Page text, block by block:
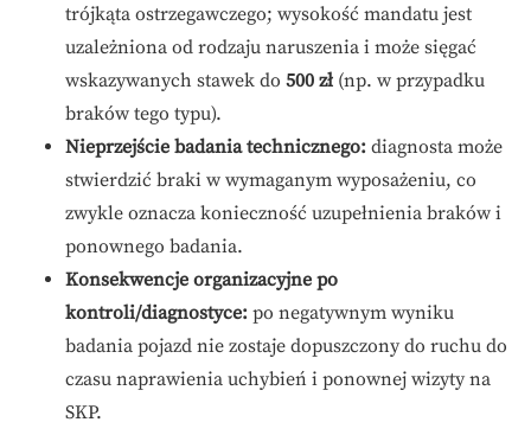
trójkąta ostrzegawczego; wysokość mandatu jest
uzależniona od rodzaju naruszenia i może sięgać
wskazywanych stawek do 500 zł (np. w przypadku
braków tego typu).
Nieprzejście badania technicznego: diagnosta może
stwierdzić braki w wymaganym wyposażeniu, co
zwykle oznacza konieczność uzupełnienia braków i
ponownego badania.
Konsekwencje organizacyjne po
kontroli/diagnostyce: po negatywnym wyniku
badania pojazd nie zostaje dopuszczony do ruchu do
czasu naprawienia uchybień i ponownej wizyty na
SKP.